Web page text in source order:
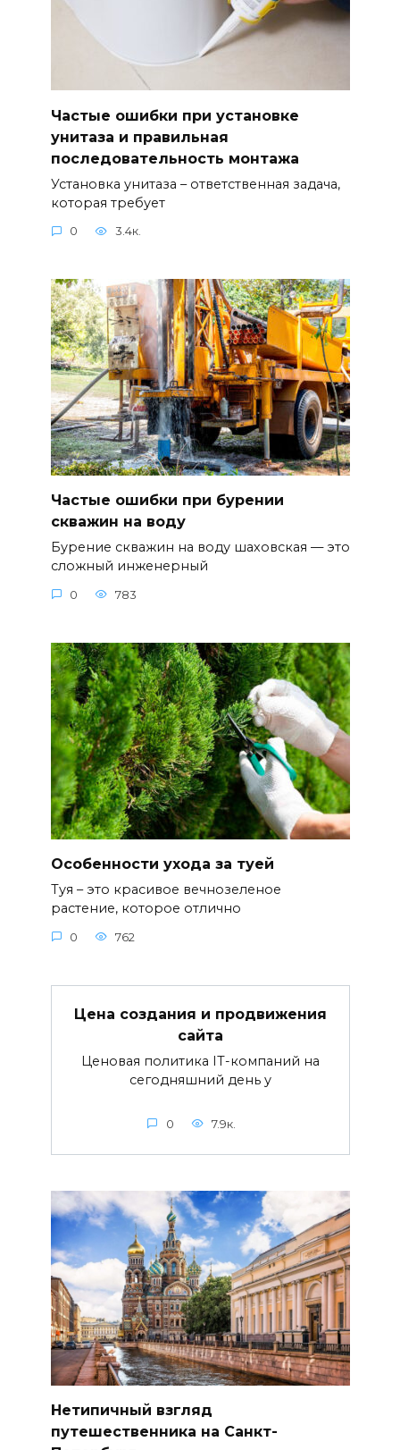
Частые ошибки при установке
унитаза и правильная
последовательность монтажа
Установка унитаза – ответственная задача,
которая требует
0 3.4к.
Частые ошибки при бурении
скважин на воду
Бурение скважин на воду шаховская — это
сложный инженерный
0 783
Особенности ухода за туей
Туя – это красивое вечнозеленое
растение, которое отлично
0 762
Цена создания и продвижения
сайта
Ценовая политика IT-компаний на
сегодняшний день у
0 7.9к.
Нетипичный взгляд
путешественника на Санкт-